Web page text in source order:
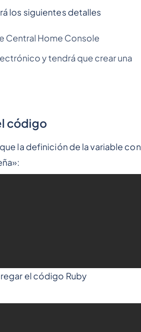
los siguientes detalles
Central Home Console
y tendrá que crear una
código
la definición de la variable con
el código Ruby